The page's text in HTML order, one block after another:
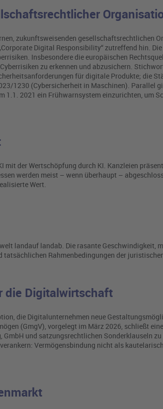
zukunftsweisenden gesellschaftsrechtlichen
Digital Responsibility“ zutreffend hin.
Insbesondere die europäischen
zu erkennen und abzusichern.
für digitale Produkte; die
1230 (Cybersicherheit in Maschinen). Parallel
2021 ein Frühwarnsystem einzurichten, um
mit der Wertschöpfung durch KI. Kanzleien
werden meist – wenn überhaupt –
Wert.
landauf landab. Die rasante Geschwindigkeit,
Rahmenbedingungen der
die Digitalwirtschaft
die Digitalunternehmen neue
(GmgV), vorgelegt im März 2026, schließt
und satzungsrechtlichen Sonderklauseln
Vermögensbindung nicht als